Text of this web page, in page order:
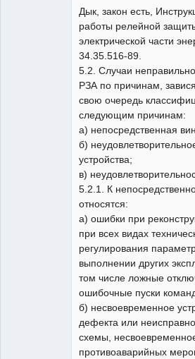
Дык, закон есть,
работы релейной
электрической части
34.35.516-89.
5.2. Случаи
РЗА по причинам,
свою очередь
следующим причинам:
а) непосредственная
б)
устройства;
в)
5.2.1. К
относятся:
а) ошибки при
при всех видах
регулирования
выполнении других
том числе ложные
ошибочные пуски
б) несвоевременное
дефекта или
схемы,
противоаварийных